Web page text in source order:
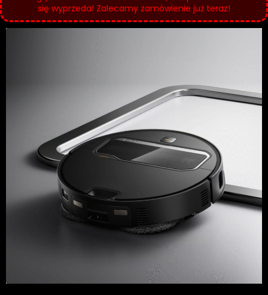
się wyprzeda! Zalecamy zamówienie już teraz!